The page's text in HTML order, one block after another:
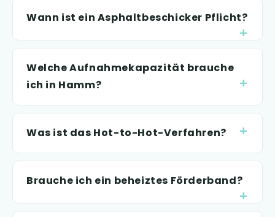
Wann ist ein Asphaltbeschicker Pflicht?
Welche Aufnahmekapazität brauche
ich in Hamm?
Was ist das Hot-to-Hot-Verfahren?
Brauche ich ein beheiztes Förderband?